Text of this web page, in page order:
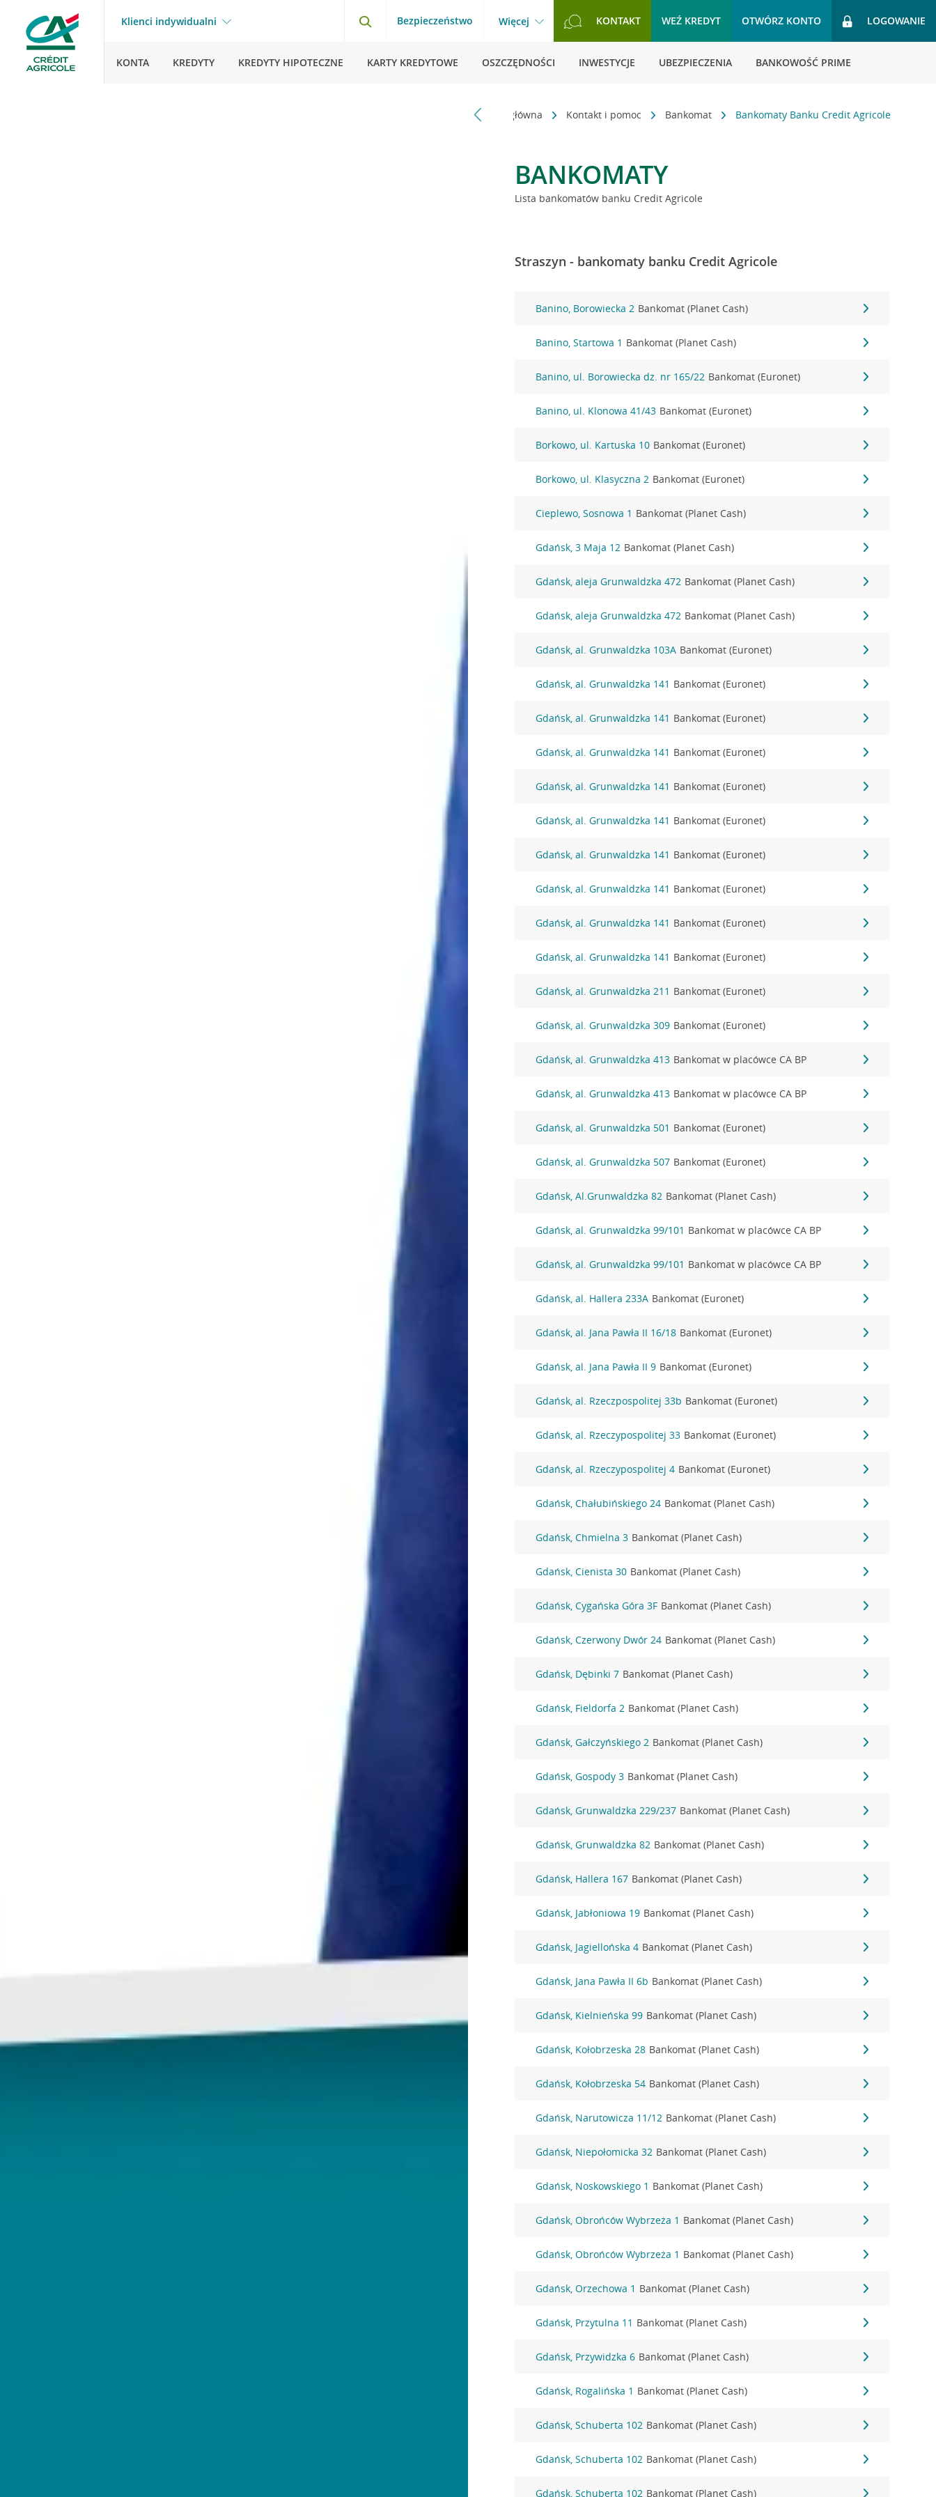
Klienci indywidualni Bezpieczeństwo Więcej KONTAKT WEŹ KREDYT OTWÓRZ KONTO LOGOWANIE
KONTA KREDYTY KREDYTY HIPOTECZNE KARTY KREDYTOWE OSZCZĘDNOŚCI INWESTYCJE UBEZPIECZENIA BANKOWOŚĆ PRIME
Strona główna Kontakt i pomoc Bankomat Bankomaty Banku Credit Agricole
BANKOMATY
Lista bankomatów banku Credit Agricole
Straszyn - bankomaty banku Credit Agricole
Banino, Borowiecka 2 Bankomat (Planet Cash)
Banino, Startowa 1 Bankomat (Planet Cash)
Banino, ul. Borowiecka dz. nr 165/22 Bankomat (Euronet)
Banino, ul. Klonowa 41/43 Bankomat (Euronet)
Borkowo, ul. Kartuska 10 Bankomat (Euronet)
Borkowo, ul. Klasyczna 2 Bankomat (Euronet)
Cieplewo, Sosnowa 1 Bankomat (Planet Cash)
Gdańsk, 3 Maja 12 Bankomat (Planet Cash)
Gdańsk, aleja Grunwaldzka 472 Bankomat (Planet Cash)
Gdańsk, aleja Grunwaldzka 472 Bankomat (Planet Cash)
Gdańsk, al. Grunwaldzka 103A Bankomat (Euronet)
Gdańsk, al. Grunwaldzka 141 Bankomat (Euronet)
Gdańsk, al. Grunwaldzka 141 Bankomat (Euronet)
Gdańsk, al. Grunwaldzka 141 Bankomat (Euronet)
Gdańsk, al. Grunwaldzka 141 Bankomat (Euronet)
Gdańsk, al. Grunwaldzka 141 Bankomat (Euronet)
Gdańsk, al. Grunwaldzka 141 Bankomat (Euronet)
Gdańsk, al. Grunwaldzka 141 Bankomat (Euronet)
Gdańsk, al. Grunwaldzka 141 Bankomat (Euronet)
Gdańsk, al. Grunwaldzka 141 Bankomat (Euronet)
Gdańsk, al. Grunwaldzka 211 Bankomat (Euronet)
Gdańsk, al. Grunwaldzka 309 Bankomat (Euronet)
Gdańsk, al. Grunwaldzka 413 Bankomat w placówce CA BP
Gdańsk, al. Grunwaldzka 413 Bankomat w placówce CA BP
Gdańsk, al. Grunwaldzka 501 Bankomat (Euronet)
Gdańsk, al. Grunwaldzka 507 Bankomat (Euronet)
Gdańsk, Al.Grunwaldzka 82 Bankomat (Planet Cash)
Gdańsk, al. Grunwaldzka 99/101 Bankomat w placówce CA BP
Gdańsk, al. Grunwaldzka 99/101 Bankomat w placówce CA BP
Gdańsk, al. Hallera 233A Bankomat (Euronet)
Gdańsk, al. Jana Pawła II 16/18 Bankomat (Euronet)
Gdańsk, al. Jana Pawła II 9 Bankomat (Euronet)
Gdańsk, al. Rzeczpospolitej 33b Bankomat (Euronet)
Gdańsk, al. Rzeczypospolitej 33 Bankomat (Euronet)
Gdańsk, al. Rzeczypospolitej 4 Bankomat (Euronet)
Gdańsk, Chałubińskiego 24 Bankomat (Planet Cash)
Gdańsk, Chmielna 3 Bankomat (Planet Cash)
Gdańsk, Cienista 30 Bankomat (Planet Cash)
Gdańsk, Cygańska Góra 3F Bankomat (Planet Cash)
Gdańsk, Czerwony Dwór 24 Bankomat (Planet Cash)
Gdańsk, Dębinki 7 Bankomat (Planet Cash)
Gdańsk, Fieldorfa 2 Bankomat (Planet Cash)
Gdańsk, Gałczyńskiego 2 Bankomat (Planet Cash)
Gdańsk, Gospody 3 Bankomat (Planet Cash)
Gdańsk, Grunwaldzka 229/237 Bankomat (Planet Cash)
Gdańsk, Grunwaldzka 82 Bankomat (Planet Cash)
Gdańsk, Hallera 167 Bankomat (Planet Cash)
Gdańsk, Jabłoniowa 19 Bankomat (Planet Cash)
Gdańsk, Jagiellońska 4 Bankomat (Planet Cash)
Gdańsk, Jana Pawła II 6b Bankomat (Planet Cash)
Gdańsk, Kielnieńska 99 Bankomat (Planet Cash)
Gdańsk, Kołobrzeska 28 Bankomat (Planet Cash)
Gdańsk, Kołobrzeska 54 Bankomat (Planet Cash)
Gdańsk, Narutowicza 11/12 Bankomat (Planet Cash)
Gdańsk, Niepołomicka 32 Bankomat (Planet Cash)
Gdańsk, Noskowskiego 1 Bankomat (Planet Cash)
Gdańsk, Obrońców Wybrzeża 1 Bankomat (Planet Cash)
Gdańsk, Obrońców Wybrzeża 1 Bankomat (Planet Cash)
Gdańsk, Orzechowa 1 Bankomat (Planet Cash)
Gdańsk, Przytulna 11 Bankomat (Planet Cash)
Gdańsk, Przywidzka 6 Bankomat (Planet Cash)
Gdańsk, Rogalińska 1 Bankomat (Planet Cash)
Gdańsk, Schuberta 102 Bankomat (Planet Cash)
Gdańsk, Schuberta 102 Bankomat (Planet Cash)
Gdańsk, Schuberta 102 Bankomat (Planet Cash)